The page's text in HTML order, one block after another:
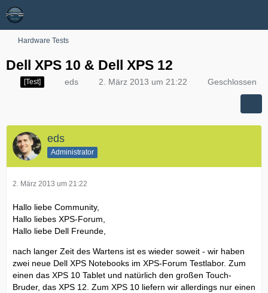
Hardware Tests
Dell XPS 10 & Dell XPS 12
[Test] eds 2. März 2013 um 21:22 Geschlossen
eds
Administrator
2. März 2013 um 21:22
Hallo liebe Community,
Hallo liebes XPS-Forum,
Hallo liebe Dell Freunde,
nach langer Zeit des Wartens ist es wieder soweit - wir haben
zwei neue Dell XPS Notebooks im XPS-Forum Testlabor. Zum
einen das XPS 10 Tablet und natürlich den großen Touch-
Bruder, das XPS 12. Zum XPS 10 liefern wir allerdings nur einen